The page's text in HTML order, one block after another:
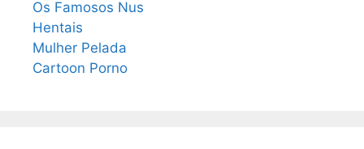
Os Famosos Nus
Hentais
Mulher Pelada
Cartoon Porno